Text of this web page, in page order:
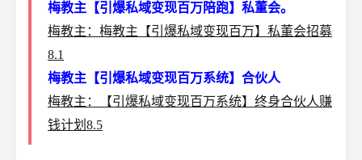
梅教主【引爆私域变现百万陪跑】私董会。
梅教主：梅教主【引爆私域变现百万】私董会招募
8.1
梅教主【引爆私域变现百万系统】合伙人
梅教主：【引爆私域变现百万系统】终身合伙人赚
钱计划8.5